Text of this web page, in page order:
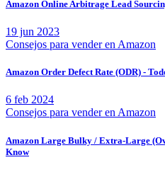
Amazon Online Arbitrage Lead
19 jun 2023
Consejos para vender en Amazon
Amazon Order Defect Rate (ODR) -
6 feb 2024
Consejos para vender en Amazon
Amazon Large Bulky / Extra-Large
Know